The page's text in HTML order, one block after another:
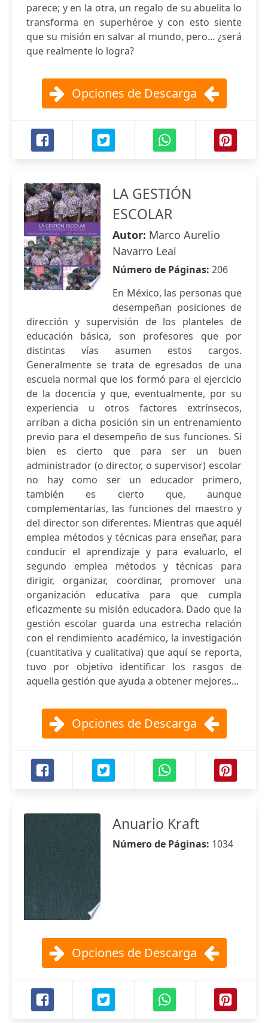
parece; y en la otra, un regalo de su abuelita lo
transforma en superhéroe y con esto siente
que su misión en salvar al mundo, pero... ¿será
que realmente lo logra?
Opciones de Descarga
LA GESTIÓN
ESCOLAR
Autor: Marco Aurelio
Navarro Leal
Número de Páginas: 206
En México, las personas que
desempeñan posiciones de
dirección y supervisión de los planteles de
educación básica, son profesores que por
distintas vías asumen estos cargos.
Generalmente se trata de egresados de una
escuela normal que los formó para el ejercicio
de la docencia y que, eventualmente, por su
experiencia u otros factores extrínsecos,
arriban a dicha posición sin un entrenamiento
previo para el desempeño de sus funciones. Si
bien es cierto que para ser un buen
administrador (o director, o supervisor) escolar
no hay como ser un educador primero,
también es cierto que, aunque
complementarias, las funciones del maestro y
del director son diferentes. Mientras que aquél
emplea métodos y técnicas para enseñar, para
conducir el aprendizaje y para evaluarlo, el
segundo emplea métodos y técnicas para
dirigir, organizar, coordinar, promover una
organización educativa para que cumpla
eficazmente su misión educadora. Dado que la
gestión escolar guarda una estrecha relación
con el rendimiento académico, la investigación
(cuantitativa y cualitativa) que aquí se reporta,
tuvo por objetivo identificar los rasgos de
aquella gestión que ayuda a obtener mejores...
Opciones de Descarga
Anuario Kraft
Número de Páginas: 1034
Opciones de Descarga